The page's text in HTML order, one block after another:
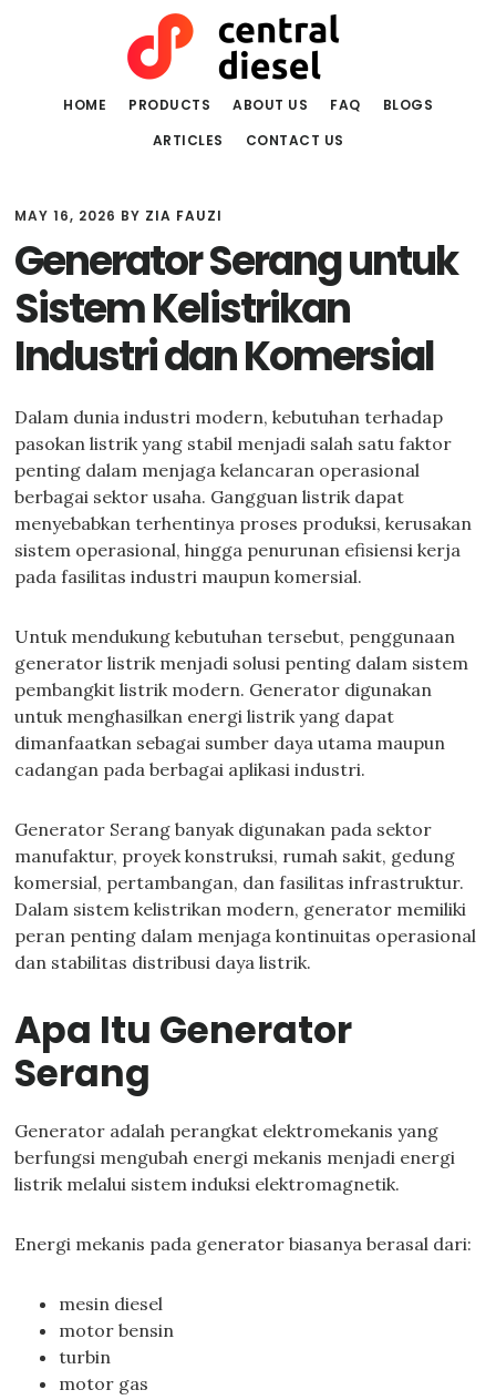
HOME PRODUCTS ABOUT US FAQ
BLOGS
ARTICLES
CONTACT US
MAY 16, 2026 BY ZIA FAUZI
Generator Serang untuk
Sistem Kelistrikan
Industri dan Komersial
Dalam dunia industri modern, kebutuhan terhadap
pasokan listrik yang stabil menjadi salah satu faktor
penting dalam menjaga kelancaran operasional
berbagai sektor usaha. Gangguan listrik dapat
menyebabkan terhentinya proses produksi, kerusakan
sistem operasional, hingga penurunan efisiensi kerja
pada fasilitas industri maupun komersial.
Untuk mendukung kebutuhan tersebut, penggunaan
generator listrik menjadi solusi penting dalam sistem
pembangkit listrik modern. Generator digunakan
untuk menghasilkan energi listrik yang dapat
dimanfaatkan sebagai sumber daya utama maupun
cadangan pada berbagai aplikasi industri.
Generator Serang banyak digunakan pada sektor
manufaktur, proyek konstruksi, rumah sakit, gedung
komersial, pertambangan, dan fasilitas infrastruktur.
Dalam sistem kelistrikan modern, generator memiliki
peran penting dalam menjaga kontinuitas operasional
dan stabilitas distribusi daya listrik.
Apa Itu Generator
Serang
Generator adalah perangkat elektromekanis yang
berfungsi mengubah energi mekanis menjadi energi
listrik melalui sistem induksi elektromagnetik.
Energi mekanis pada generator biasanya berasal dari:
mesin diesel
motor bensin
turbin
motor gas